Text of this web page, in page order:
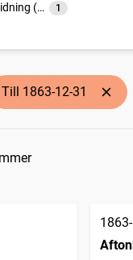
Göteborgs handels- och sjöfartstidning (1832)
1
Till 1863-12-31